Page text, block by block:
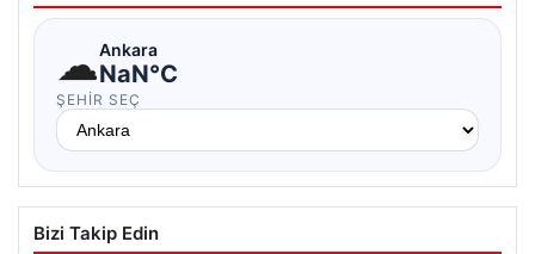
☁Ankara
NaN°C
ŞEHIR SEÇ
Bizi Takip Edin